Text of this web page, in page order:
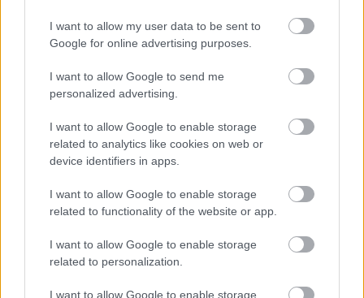
I want to allow my user data to be sent to
Google for online advertising purposes.
I want to allow Google to send me
personalized advertising.
I want to allow Google to enable storage
related to analytics like cookies on web or
device identifiers in apps.
I want to allow Google to enable storage
related to functionality of the website or app.
I want to allow Google to enable storage
related to personalization.
I want to allow Google to enable storage
További információkitt.
Club Szakcsi Lakatos Béla